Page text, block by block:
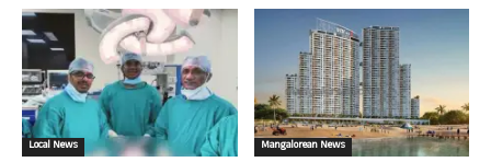
Local News Mangalorean News